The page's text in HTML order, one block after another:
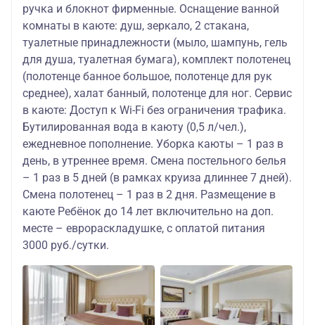
ручка и блокнот фирменные. Оснащение ванной
комнаты в каюте: душ, зеркало, 2 стакана,
туалетные принадлежности (мыло, шампунь, гель
для душа, туалетная бумага), комплект полотенец
(полотенце банное большое, полотенце для рук
среднее), халат банный, полотенце для ног. Сервис
в каюте: Доступ к Wi-Fi без ограничения трафика.
Бутилированная вода в каюту (0,5 л/чел.),
ежедневное пополнение. Уборка каюты – 1 раз в
день, в утреннее время. Смена постельного белья
– 1 раз в 5 дней (в рамках круиза длиннее 7 дней).
Смена полотенец – 1 раз в 2 дня. Размещение в
каюте Ребёнок до 14 лет включительно на доп.
месте – еврораскладушке, с оплатой питания
3000 руб./сутки.